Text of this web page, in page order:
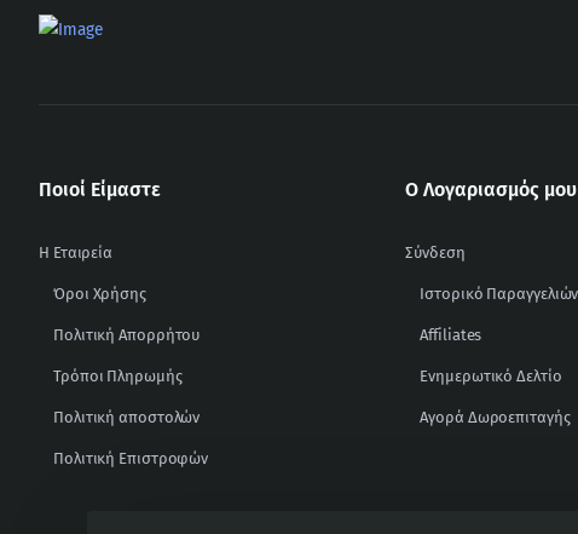
Ποιοί Είμαστε
Η Εταιρεία
Όροι Χρήσης
Πολιτική Απορρήτου
Τρόποι Πληρωμής
Πολιτική αποστολών
Πολιτική Επιστροφών
Ο Λογαριασμός μου
Σύνδεση
Ιστορικό Παραγγελιών
Affiliates
Ενημερωτικό Δελτίο
Αγορά Δωροεπιταγής